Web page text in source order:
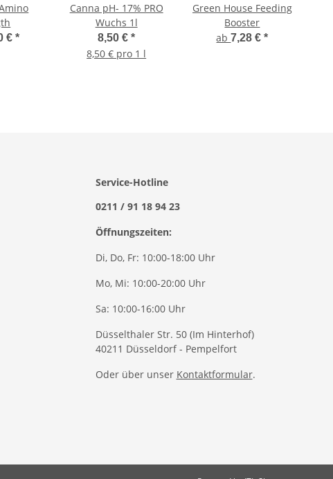
€*
Canna pH- 17% PRO
Wuchs 1l
8,50 €*
8,50 € pro 1 l
Green House Feeding
Booster
ab7,28 €*
Service-Hotline
0211 / 91 18 94 23
Öffnungszeiten:
Di, Do, Fr: 10:00-18:00 Uhr
Mo, Mi: 10:00-20:00 Uhr
Sa: 10:00-16:00 Uhr
Düsselthaler Str. 50 (Im Hinterhof)
40211 Düsseldorf - Pempelfort
Oder über unser Kontaktformular.